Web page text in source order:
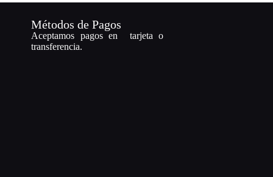
Métodos de Pagos
Aceptamos pagos en tarjeta o
transferencia.